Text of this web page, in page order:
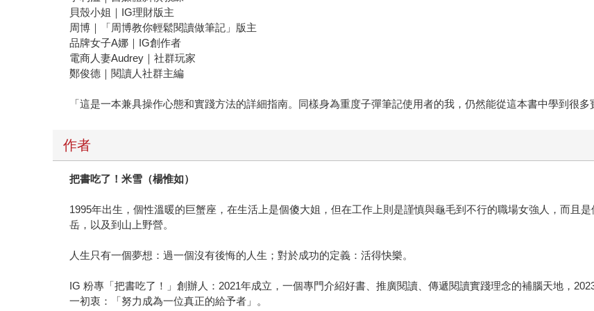
貝殼小姐｜IG理財版主
周博｜「周博教你輕鬆閱讀做筆記」版主
品牌女子A娜｜IG創作者
電商人妻Audrey｜社群玩家
鄭俊德｜閱讀人社群主編
「這是一本兼具操作心態和實踐方法的詳細指南。同樣身為重度子彈筆記使用者的我，仍然能從這本書中學到很
作者
把書吃了！米雪（楊惟如）
1995年出生，個性溫暖的巨蟹座，在生活上是個傻大姐，但在工作上則是謹慎與龜毛到不行的職場女強人，而且
岳，以及到山上野營。
人生只有一個夢想：過一個沒有後悔的人生；對於成功的定義：活得快樂。
IG 粉專「把書吃了！」創辦人：2021年成立，一個專門介紹好書、推廣閱讀、傳遞閱讀實踐理念的補腦天地，
一初衷：「努力成為一位真正的給予者」。